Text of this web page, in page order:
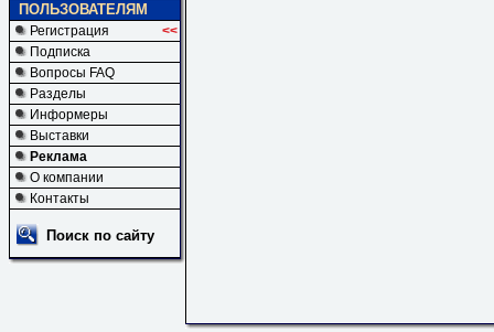
ПОЛЬЗОВАТЕЛЯМ
Регистрация
<<
Подписка
Вопросы FAQ
Разделы
Информеры
Выставки
Реклама
О компании
Контакты
Поиск по сайту